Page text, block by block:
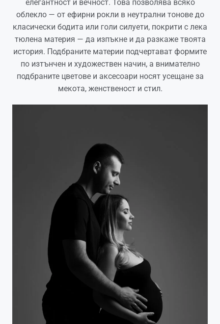
елегантност и вечност. Това позволява всяко
облекло — от ефирни рокли в неутрални тонове до
класически бодита или голи силуети, покрити с лека
тюлена материя — да изпъкне и да разкаже твоята
история. Подбраните материи подчертават формите
по изтънчен и художествен начин, а внимателно
подбраните цветове и аксесоари носят усещане за
мекота, женственост и стил.